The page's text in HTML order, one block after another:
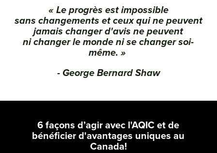
« Le progrès est impossible
sans changements et ceux qui ne peuvent
jamais changer d'avis ne peuvent
ni changer le monde ni se changer soi-
même. »
- George Bernard Shaw
6 façons d’agir avec l'AQIC et de
bénéficier d'avantages uniques au
Canada!